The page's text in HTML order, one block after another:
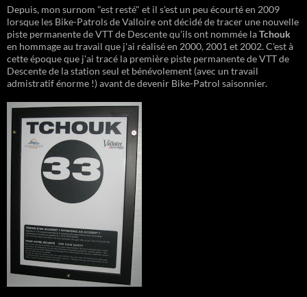
Depuis, mon surnom "est resté" et il s'est un peu écourté en 2009
lorsque les Bike-Patrols de Valloire ont décidé de tracer une nouvelle
piste permanente de VTT de Descente qu'ils ont nommée laTchouk
en hommage au travail que j'ai réalisé en 2000, 2001 et 2002. C'est à
cette époque que j'ai tracé la première piste permanente de VTT de
Descente de la station seul et bénévolement (avec un travail
admistratif énorme !) avant de devenir Bike-Patrol saisonnier.